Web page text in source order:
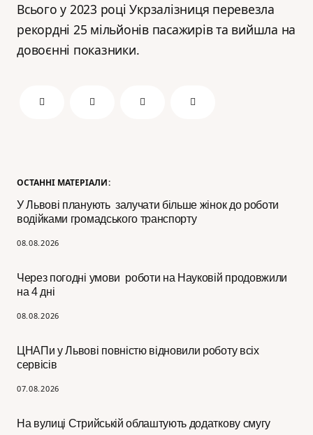
ОСТАННІ МАТЕРІАЛИ:
У Львові планують залучати більше жінок до роботи
водійками громадського транспорту
08.08.2026
Через погодні умови роботи на Науковій продовжили
на 4 дні
08.08.2026
ЦНАПи у Львові повністю відновили роботу всіх
сервісів
07.08.2026
На вулиці Стрийській облаштують додаткову смугу
Всього у 2023 році Укрзалізниця перевезла
рекордні 25 мільйонів пасажирів та вийшла на
довоєнні показники.